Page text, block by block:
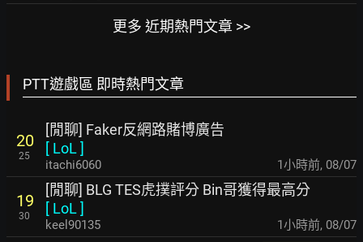
更多 近期熱門文章 >>
PTT遊戲區 即時熱門文章
20
25
[閒聊] Faker反網路賭博廣告
[ LoL ]
itachi6060 1小時前, 08/07
19
30
[閒聊] BLG TES虎撲評分 Bin哥獲得最高分
[ LoL ]
keel90135 1小時前, 08/07